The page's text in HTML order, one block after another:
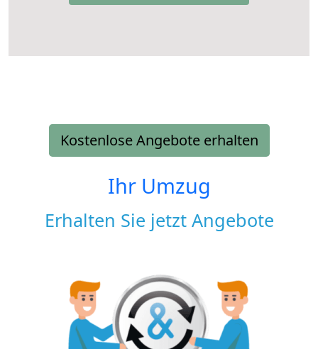
Kostenlose Angebote erhalten
Ihr Umzug
Erhalten Sie jetzt Angebote